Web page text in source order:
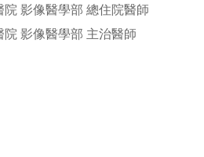
影像醫學部 總住院醫師
影像醫學部 主治醫師